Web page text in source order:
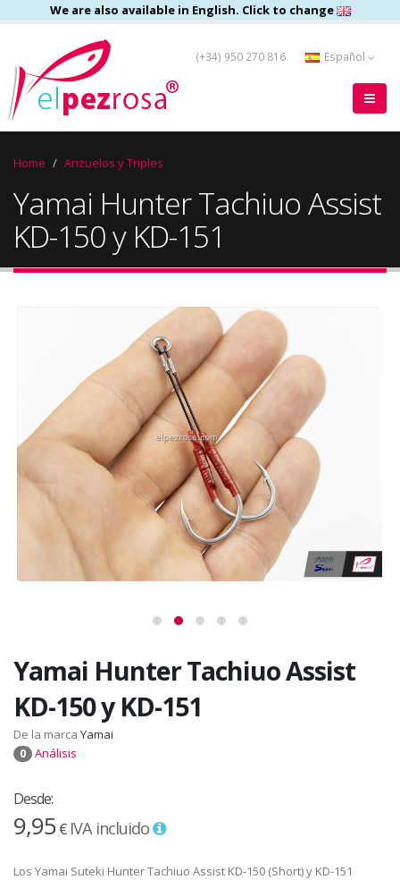
We are also available in English. Click to change
(+34) 950 270 816 Español
Home Anzuelos y Triples
Yamai Hunter Tachiuo Assist
KD-150 y KD-151
Yamai Hunter Tachiuo Assist
KD-150 y KD-151
De la marca Yamai
0 Análisis
Desde:
9,95€ IVA incluido
Los Yamai Suteki Hunter Tachiuo Assist KD-150 (Short) y KD-151